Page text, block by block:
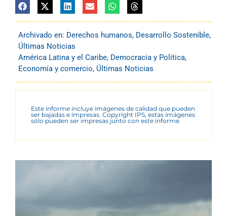
Archivado en: Derechos humanos, Desarrollo Sostenible,
Últimas Noticias
América Latina y el Caribe, Democracia y Política,
Economía y comercio, Últimas Noticias
Este informe incluye imágenes de calidad que pueden
ser bajadas e impresas. Copyright IPS, estas imágenes
sólo pueden ser impresas junto con este informe